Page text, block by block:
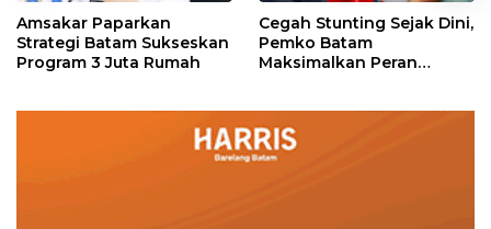
Amsakar Paparkan
Strategi Batam Sukseskan
Program 3 Juta Rumah
Cegah Stunting Sejak Dini,
Pemko Batam
Maksimalkan Peran